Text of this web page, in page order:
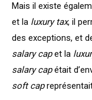
Mais il existe
et la luxury tax, il
des exceptions, et
salary capet la
salary capétait
soft cap